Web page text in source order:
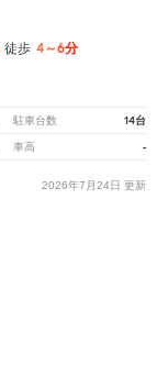
徒歩 4～6分
駐車台数 14台
車高 -
2026年7月24日 更新